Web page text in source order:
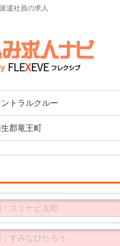
遣社員の求人
トラルクルー
郡竜王町